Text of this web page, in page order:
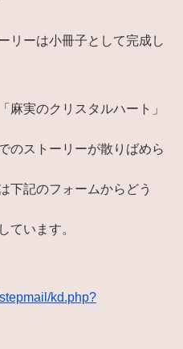
リーは小冊子として完成し
麻実のクリスタルハート」
のストーリーが散りばめら
下記のフォームからどう
ています。
kd.php?